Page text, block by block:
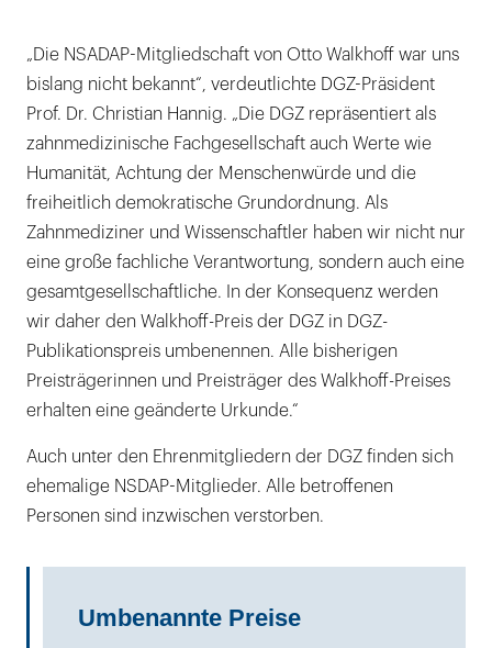
„Die NSADAP-Mitgliedschaft von Otto Walkhoff war uns
bislang nicht bekannt“, verdeutlichte DGZ-Präsident
Prof. Dr. Christian Hannig. „Die DGZ repräsentiert als
zahnmedizinische Fachgesellschaft auch Werte wie
Humanität, Achtung der Menschenwürde und die
freiheitlich demokratische Grundordnung. Als
Zahnmediziner und Wissenschaftler haben wir nicht nur
eine große fachliche Verantwortung, sondern auch eine
gesamtgesellschaftliche. In der Konsequenz werden
wir daher den Walkhoff-Preis der DGZ in DGZ-
Publikationspreis umbenennen. Alle bisherigen
Preisträgerinnen und Preisträger des Walkhoff-Preises
erhalten eine geänderte Urkunde.“
Auch unter den Ehrenmitgliedern der DGZ finden sich
ehemalige NSDAP-Mitglieder. Alle betroffenen
Personen sind inzwischen verstorben.
Umbenannte Preise